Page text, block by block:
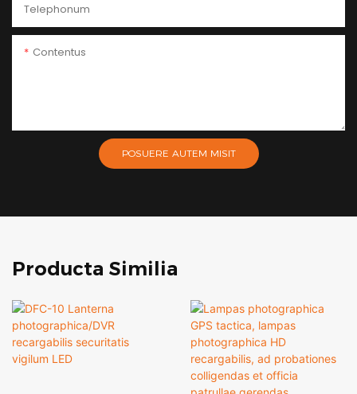
Telephonum
Contentus
POSUERE AUTEM MISIT
Producta Similia